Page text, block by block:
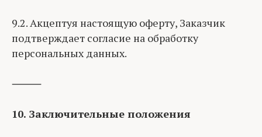
9.2. Акцептуя настоящую оферту, Заказчик
подтверждает согласие на обработку
персональных данных.
⸻
10. Заключительные положения